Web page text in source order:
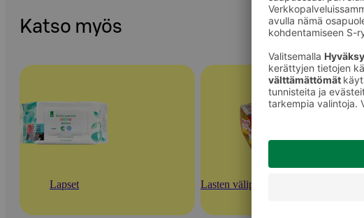
Katso myös
Lapset Lasten välipalasoseet ja muut välipalat